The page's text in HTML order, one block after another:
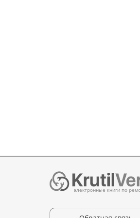
электронные книги по